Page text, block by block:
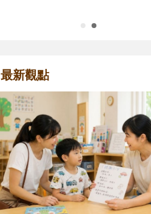
最新觀點